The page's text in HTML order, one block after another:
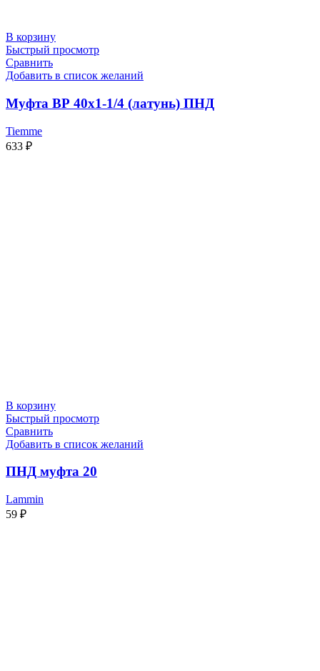
В корзину
Быстрый просмотр
Сравнить
Добавить в список желаний
Муфта ВР 40х1-1/4 (латунь) ПНД
Tiemme
633 ₽
В корзину
Быстрый просмотр
Сравнить
Добавить в список желаний
ПНД муфта 20
Lammin
59 ₽